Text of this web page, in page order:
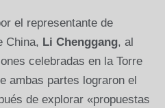
el representante de
China, Li Chenggang, al
celebradas en la Torre
ambas partes lograron el
de explorar «propuestas